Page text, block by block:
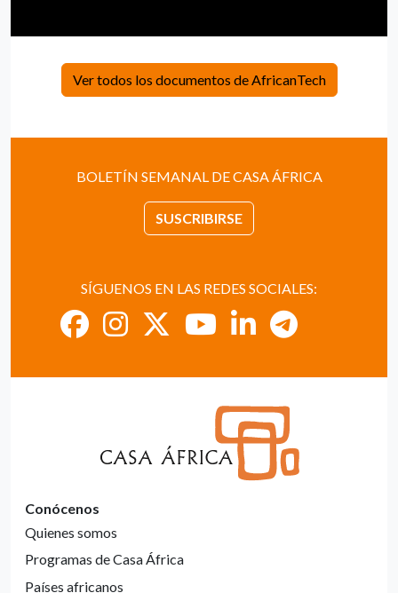
Ver todos los documentos de AfricanTech
BOLETÍN SEMANAL DE CASA ÁFRICA
SUSCRIBIRSE
SÍGUENOS EN LAS REDES SOCIALES:
Conócenos
Quienes somos
Programas de Casa África
Países africanos